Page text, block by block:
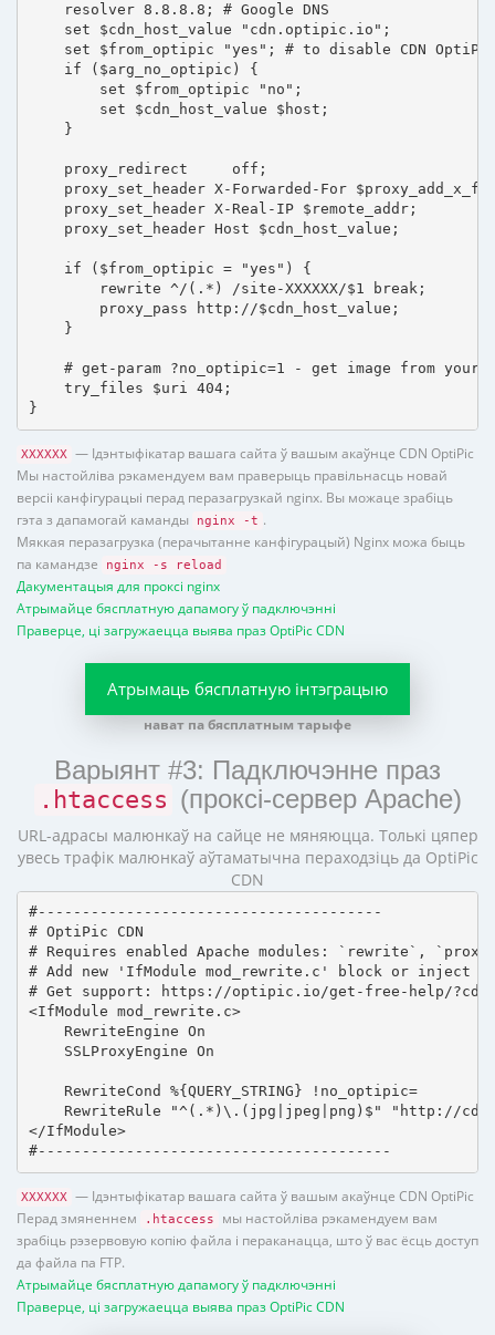
    resolver 8.8.8.8; # Google DNS
    set $cdn_host_value "cdn.optipic.io";
set $from_optipic "yes"; # to disable CDN
    if ($arg_no_optipic) {
        set $from_optipic "no";
        set $cdn_host_value $host;
    }
    proxy_redirect     off;
proxy_set_header X-Forwarded-For
    proxy_set_header X-Real-IP $remote_addr;
    proxy_set_header Host $cdn_host_value;
    if ($from_optipic = "yes") {
        rewrite ^/(.*) /site-XXXXXX/$1 break;
        proxy_pass http://$cdn_host_value;
    }
# get-param ?no_optipic=1 - get image from your
    try_files $uri 404;
}
XXXXXX
— Ідэнтыфікатар вашага сайта ў вашым акаўнце CDN OptiPic
Мы настойліва рэкамендуем вам праверыць правільнасць новай
версіі канфігурацыі перад перазагрузкай nginx. Вы можаце зрабіць
гэта з дапамогай каманды
nginx -t .
Мяккая перазагрузка (перачытанне канфігурацый) Nginx можа быць
па камандзе
nginx -s reload
Дакументацыя для проксі nginx
Атрымайце бясплатную дапамогу ў падключэнні
Праверце, ці загружаецца выява праз OptiPic CDN
Атрымаць бясплатную інтэграцыю
нават па бясплатным тарыфе
Варыянт #3: Падключэнне праз
.htaccess (проксі-сервер Apache)
URL-адрасы малюнкаў на сайце не мяняюцца. Толькі цяпер
увесь трафік малюнкаў аўтаматычна пераходзіць да OptiPic
CDN
#---------------------------------------
# OptiPic CDN
# Requires enabled Apache modules: `rewrite`,
# Add new 'IfModule mod_rewrite.c' block or inject
# Get support: https://optipic.io/get-free-help/
<IfModule mod_rewrite.c>
    RewriteEngine On
    SSLProxyEngine On
    RewriteCond %{QUERY_STRING} !no_optipic=
RewriteRule "^(.*)\.(jpg|jpeg|png)$" "http://
</IfModule>
#----------------------------------------
XXXXXX
— Ідэнтыфікатар вашага сайта ў вашым акаўнце CDN OptiPic
Перад змяненнем
.htaccess
мы настойліва рэкамендуем вам
зрабіць рэзервовую копію файла і пераканацца, што ў вас ёсць доступ
да файла па FTP.
Атрымайце бясплатную дапамогу ў падключэнні
Праверце, ці загружаецца выява праз OptiPic CDN